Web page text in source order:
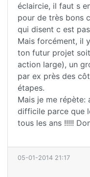
éclaircie, il faut s
pour de très bons
qui disent c est
Mais forcément, il
ton futur projet
action large), un
par ex près des
étapes.
Mais je me
difficile parce que
tous les ans !!!!!
05-01-2014 21:17